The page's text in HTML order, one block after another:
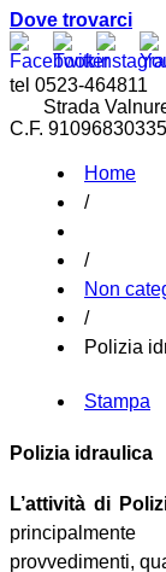
Dove trovarci
tel 0523-464811
Strada
C.F. 91096830335
Home
/
/
Non
/
Polizia
Stampa
Polizia idraulica
L’attività di
provvedimenti,